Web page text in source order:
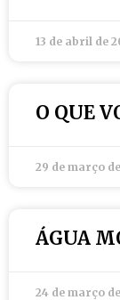
13 de abril de
O QUE
29 de março
ÁGUA
24 de março